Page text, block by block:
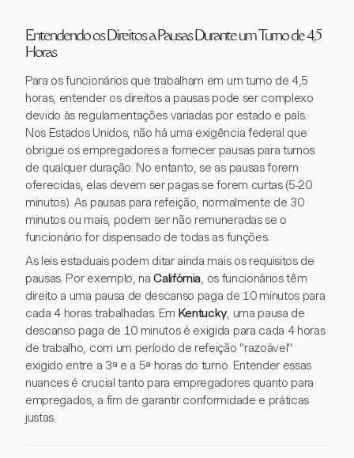
Entendendo os Direitos a Pausas Durante um Turno de 4,5
Horas
Para os funcionários que trabalham em um turno de 4,5
horas, entender os direitos a pausas pode ser complexo
devido às regulamentações variadas por estado e país.
Nos Estados Unidos, não há uma exigência federal que
obrigue os empregadores a fornecer pausas para turnos
de qualquer duração. No entanto, se as pausas forem
oferecidas, elas devem ser pagas se forem curtas (5-20
minutos). As pausas para refeição, normalmente de 30
minutos ou mais, podem ser não remuneradas se o
funcionário for dispensado de todas as funções.
As leis estaduais podem ditar ainda mais os requisitos de
pausas. Por exemplo, naCalifórnia, os funcionários têm
direito a uma pausa de descanso paga de 10 minutos para
cada 4 horas trabalhadas. Em Kentucky, uma pausa de
descanso paga de 10 minutos é exigida para cada 4 horas
de trabalho, com um período de refeição "razoável"
exigido entre a 3ª e a 5ª horas do turno. Entender essas
nuances é crucial tanto para empregadores quanto para
empregados, a fim de garantir conformidade e práticas
justas.